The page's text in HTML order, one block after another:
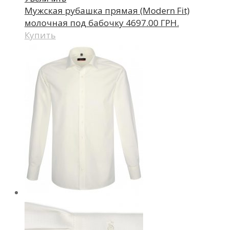
Мужская рубашка прямая (Modern Fit)
молочная под бабочку 4697.00 ГРН.
Купить